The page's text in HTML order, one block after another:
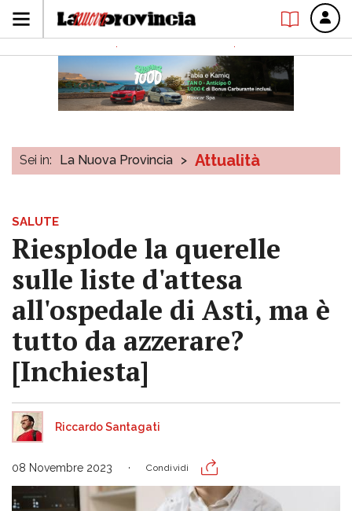
Sei in: La Nuova Provincia > Attualità
SALUTE
Riesplode la querelle
sulle liste d'attesa
all'ospedale di Asti, ma è
tutto da azzerare?
[Inchiesta]
Riccardo Santagati
08 Novembre 2023 Condividi